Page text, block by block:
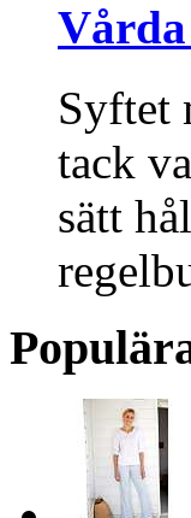
Syftet
tack
sätt